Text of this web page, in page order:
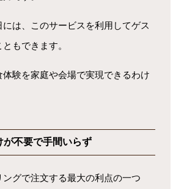
には、このサービスを利用してゲス
もできます。
体験を家庭や会場で実現できるわけ
が不要で手間いらず
グで注文する最大の利点の一つ